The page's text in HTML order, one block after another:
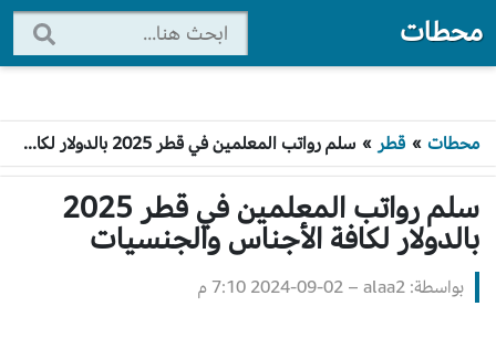
محطات
محطات » قطر » سلم رواتب المعلمين في قطر 2025 بالدولار لكافة الأجناس والجنسيات
سلم رواتب المعلمين في قطر 2025
بالدولار لكافة الأجناس والجنسيات
بواسطة: alaa2 – 2024-09-02 7:10 م